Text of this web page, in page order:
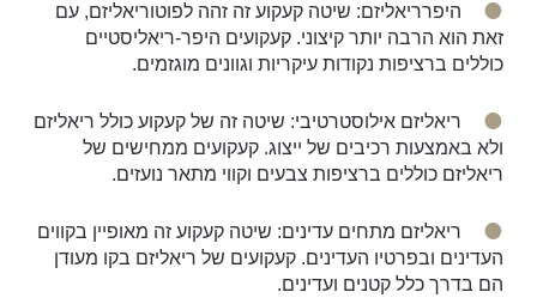
היפרריאליזם: שיטה קעקוע זה זהה לפוטוריאליזם, עם
זאת הוא הרבה יותר קיצוני. קעקועים היפר-ריאליסטיים
כוללים ברציפות נקודות עיקריות וגוונים מוגזמים.
ריאליזם אילוסטרטיבי: שיטה זה של קעקוע כולל ריאליזם
ולא באמצעות רכיבים של ייצוג. קעקועים ממחישים של
ריאליזם כוללים ברציפות צבעים וקווי מתאר נועזים.
ריאליזם מתחים עדינים: שיטה קעקוע זה מאופיין בקווים
העדינים ובפרטיו העדינים. קעקועים של ריאליזם בקו מעודן
הם בדרך כלל קטנים ועדינים.